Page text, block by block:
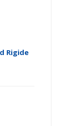
Rigide